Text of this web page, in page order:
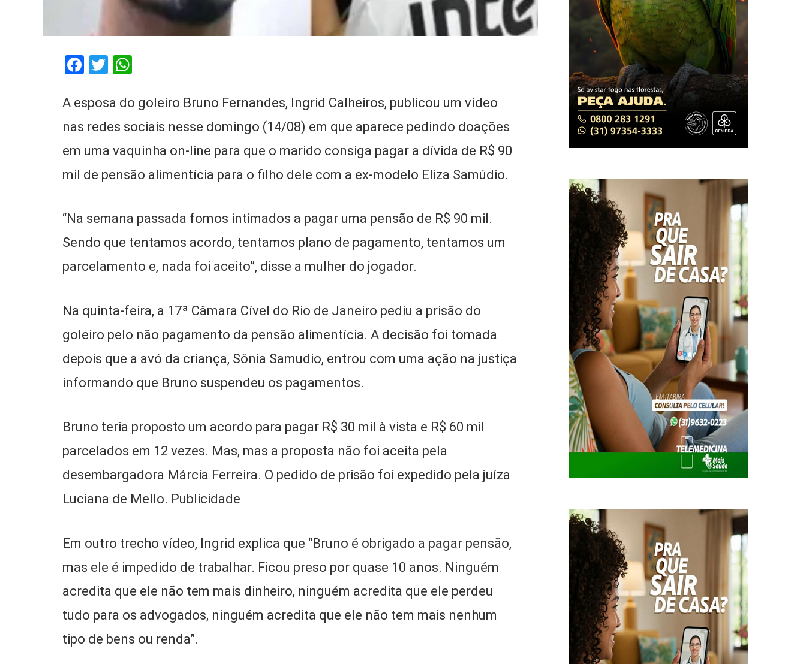
Facebook
Twitter
A esposa do goleiro Bruno Fernandes, Ingrid Calheiros, publicou um vídeo
nas redes sociais nesse domingo (14/08) em que aparece pedindo doações
em uma vaquinha on-line para que o marido consiga pagar a dívida de R$ 90
mil de pensão alimentícia para o filho dele com a ex-modelo Eliza Samúdio.
“Na semana passada fomos intimados a pagar uma pensão de R$ 90 mil.
Sendo que tentamos acordo, tentamos plano de pagamento, tentamos um
parcelamento e, nada foi aceito”, disse a mulher do jogador.
Na quinta-feira, a 17ª Câmara Cível do Rio de Janeiro pediu a prisão do
goleiro pelo não pagamento da pensão alimentícia. A decisão foi tomada
depois que a avó da criança, Sônia Samudio, entrou com uma ação na justiça
informando que Bruno suspendeu os pagamentos.
Bruno teria proposto um acordo para pagar R$ 30 mil à vista e R$ 60 mil
parcelados em 12 vezes. Mas, mas a proposta não foi aceita pela
desembargadora Márcia Ferreira. O pedido de prisão foi expedido pela juíza
Luciana de Mello. Publicidade
Em outro trecho vídeo, Ingrid explica que “Bruno é obrigado a pagar pensão,
mas ele é impedido de trabalhar. Ficou preso por quase 10 anos. Ninguém
acredita que ele não tem mais dinheiro, ninguém acredita que ele perdeu
tudo para os advogados, ninguém acredita que ele não tem mais nenhum
tipo de bens ou renda”.